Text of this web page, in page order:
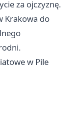
za ojczyznę.
Krakowa do
w Pile